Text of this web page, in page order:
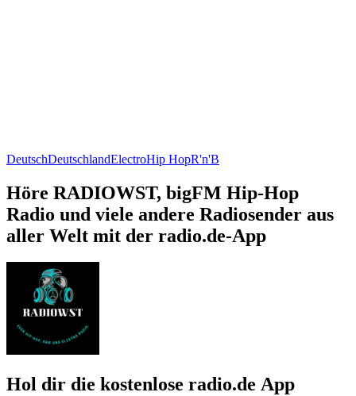
DeutschDeutschlandElectroHip HopR'n'B
Höre RADIOWST, bigFM Hip-Hop
Radio und viele andere Radiosender aus
aller Welt mit der radio.de-App
Hol dir die kostenlose radio.de App